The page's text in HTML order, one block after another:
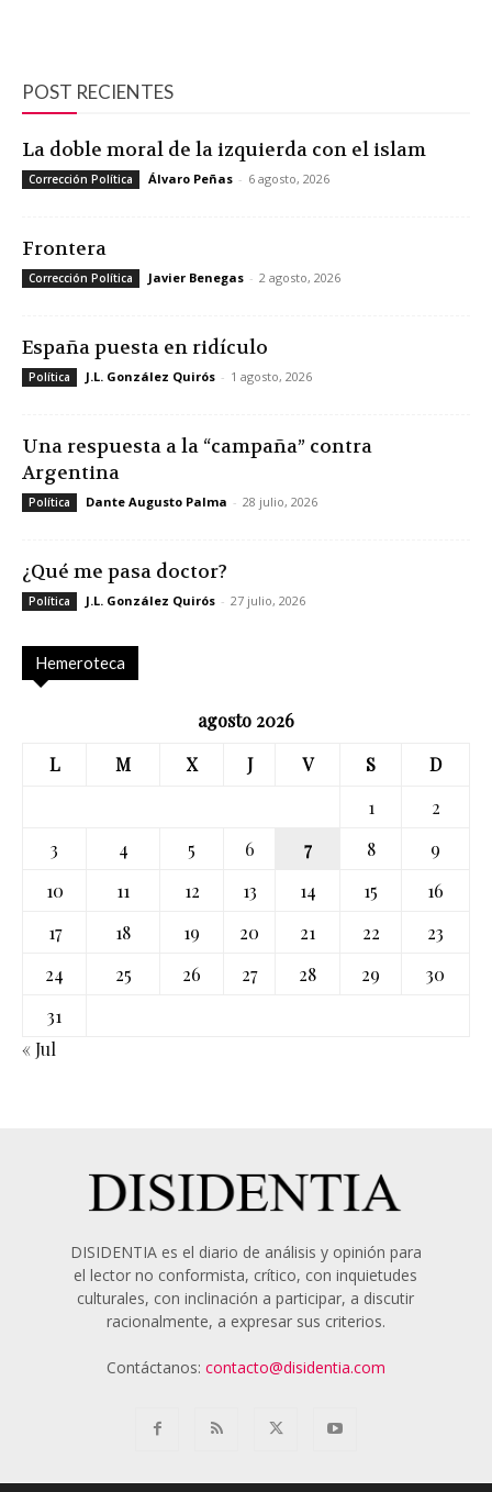
POST RECIENTES
La doble moral de la izquierda con el islam
Corrección Política Álvaro Peñas - 6 agosto, 2026
Frontera
Corrección Política Javier Benegas - 2 agosto, 2026
España puesta en ridículo
Política J.L. González Quirós - 1 agosto, 2026
Una respuesta a la “campaña” contra
Argentina
Política Dante Augusto Palma - 28 julio, 2026
¿Qué me pasa doctor?
Política J.L. González Quirós - 27 julio, 2026
Hemeroteca
agosto 2026
L
M X J V S
D
1
2
3
4 5 6 7 8
9
10
11 12 13 14 15
16
17
18 19 20 21 22
23
24
25 26 27 28 29
30
31
« Jul
DISIDENTIA es el diario de análisis y opinión para
el lector no conformista, crítico, con inquietudes
culturales, con inclinación a participar, a discutir
racionalmente, a expresar sus criterios.
Contáctanos: contacto@disidentia.com